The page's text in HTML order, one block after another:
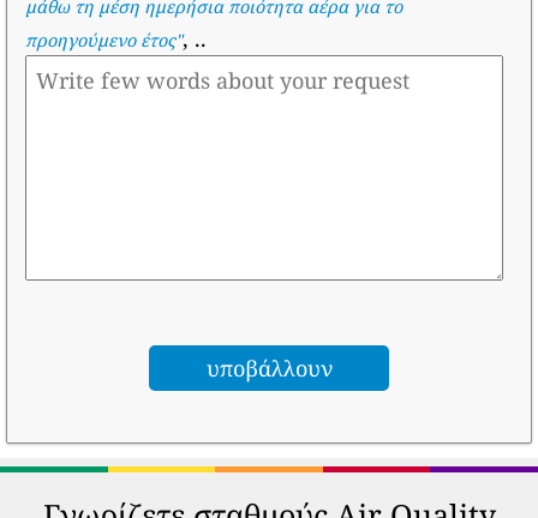
μάθω τη μέση ημερήσια ποιότητα αέρα για το
προηγούμενο έτος", ..